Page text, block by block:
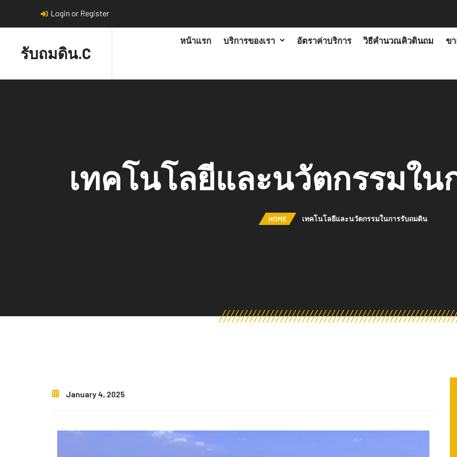
Login or Register
รับถมดิน.C
หน้าแรก บริการของเรา อัตราค่าบริการ วิธีคำนวณคิวดินถม ข
เทคโนโลยีและนวัตกรรมใ
HOME เทคโนโลยีและนวัตกรรมในการรับถมดิน
January 4, 2025